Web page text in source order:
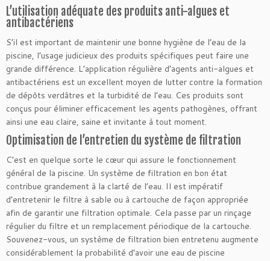
L’utilisation adéquate des produits anti-algues et
antibactériens
S’il est important de maintenir une bonne hygiène de l’eau de la
piscine, l’usage judicieux des produits spécifiques peut faire une
grande différence. L’application régulière d’agents anti-algues et
antibactériens est un excellent moyen de lutter contre la formation
de dépôts verdâtres et la turbidité de l’eau. Ces produits sont
conçus pour éliminer efficacement les agents pathogènes, offrant
ainsi une eau claire, saine et invitante à tout moment.
Optimisation de l’entretien du système de filtration
C’est en quelque sorte le cœur qui assure le fonctionnement
général de la piscine. Un système de filtration en bon état
contribue grandement à la clarté de l’eau. Il est impératif
d’entretenir le filtre à sable ou à cartouche de façon appropriée
afin de garantir une filtration optimale. Cela passe par un rinçage
régulier du filtre et un remplacement périodique de la cartouche.
Souvenez-vous, un système de filtration bien entretenu augmente
considérablement la probabilité d’avoir une eau de piscine